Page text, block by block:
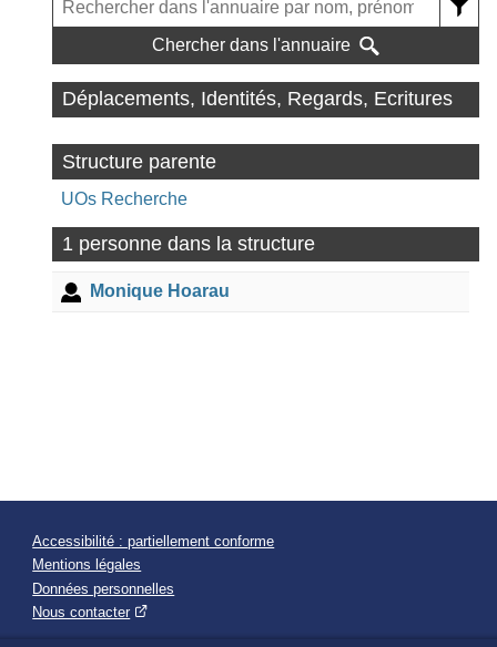
Chercher dans l'annuaire
Déplacements, Identités, Regards, Ecritures
Structure parente
UOs Recherche
1 personne dans la structure
Monique Hoarau
Accessibilité : partiellement conforme
Mentions légales
Données personnelles
Nous contacter